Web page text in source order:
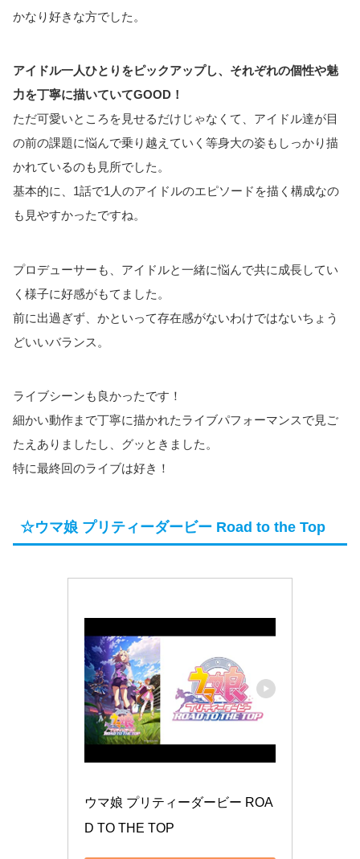
かなり好きな方でした。
アイドル一人ひとりをピックアップし、それぞれの個性や魅
力を丁寧に描いていてGOOD！
ただ可愛いところを見せるだけじゃなくて、アイドル達が目
の前の課題に悩んで乗り越えていく等身大の姿もしっかり描
かれているのも見所でした。
基本的に、1話で1人のアイドルのエピソードを描く構成なの
も見やすかったですね。
プロデューサーも、アイドルと一緒に悩んで共に成長してい
く様子に好感がもてました。
前に出過ぎず、かといって存在感がないわけではないちょう
どいいバランス。
ライブシーンも良かったです！
細かい動作まで丁寧に描かれたライブパフォーマンスで見ご
たえありましたし、グッときました。
特に最終回のライブは好き！
☆ウマ娘 プリティーダービー Road to the Top
ウマ娘 プリティーダービー ROA
D TO THE TOP